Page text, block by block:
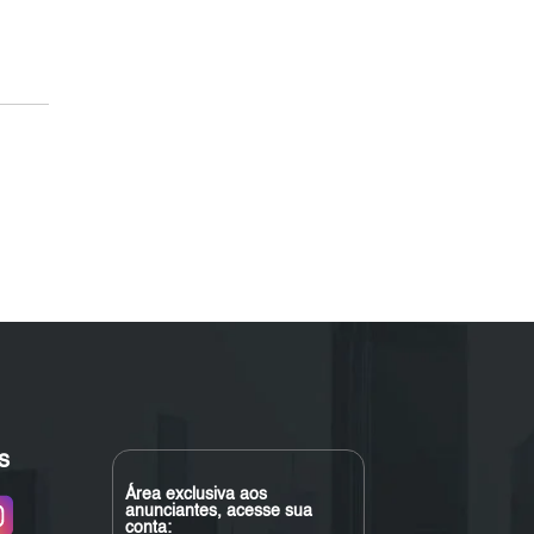
Área exclusiva aos
anunciantes, acesse sua
conta: